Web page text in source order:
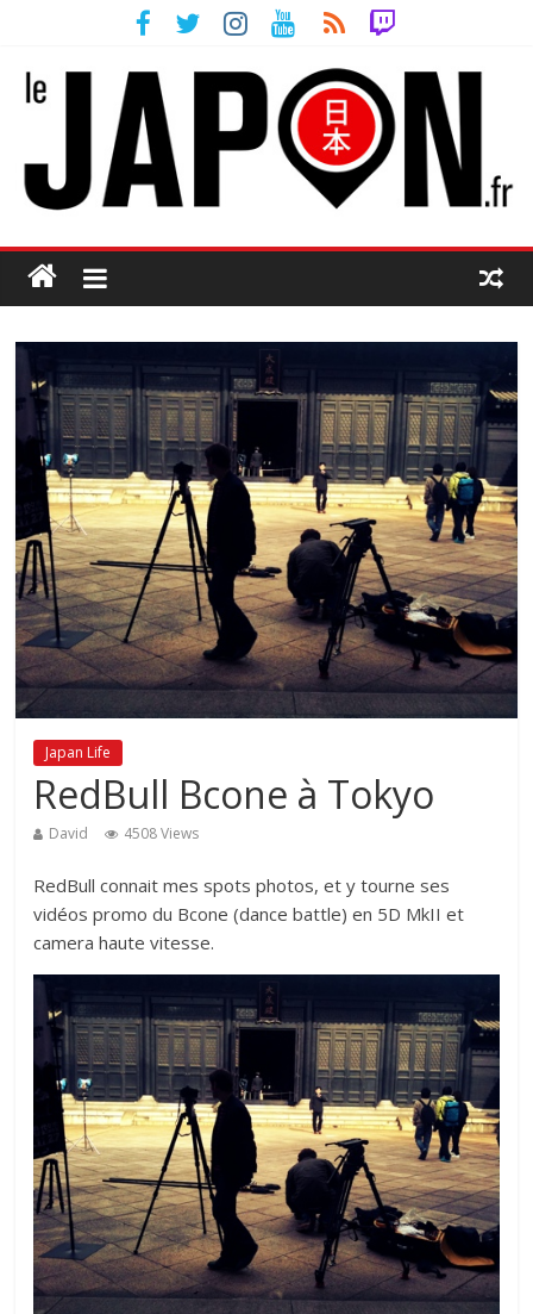
Japan Life
RedBull Bcone à Tokyo
David 4508 Views
RedBull connait mes spots photos, et y tourne ses
vidéos promo du Bcone (dance battle) en 5D MkII et
camera haute vitesse.